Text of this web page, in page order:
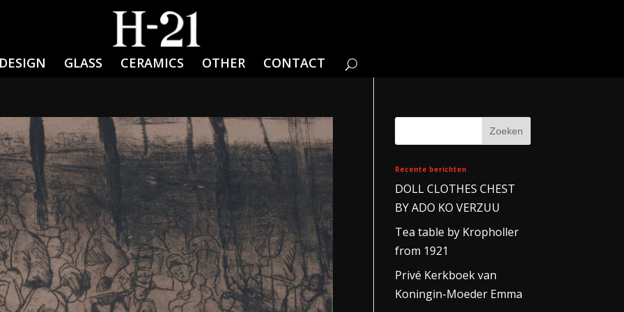
GLASS CERAMICS OTHER CONTACT
Recente berichten
DOLL CLOTHES CHEST
BY ADO KO VERZUU
Tea table by Kropholler
from 1921
Privé Kerkboek van
Koningin-Moeder Emma